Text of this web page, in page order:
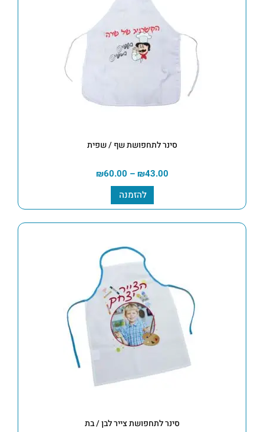
סינר לתחפושת שף / שפית
₪43.00
–
₪60.00
להזמנה
סינר לתחפושת צייר לבן / בת